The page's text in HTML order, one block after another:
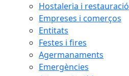
Hostaleria i restauració
Empreses i comerços
Entitats
Festes i fires
Agermanaments
Emergències